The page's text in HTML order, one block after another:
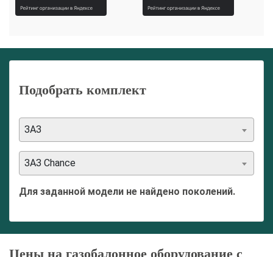
Подобрать комплект
ЗАЗ
ЗАЗ Chance
Для заданной модели не найдено поколений.
Цены на газобалонное оборудование с